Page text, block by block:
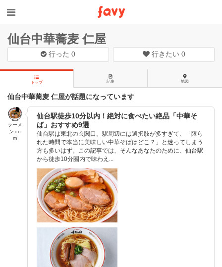
仙台中華蕎麦 仁屋
行った0 行きたい 0
トップ 記事 地図
仙台中華蕎麦 仁屋が話題になっています
ラーメ
ン.co
m
仙台駅徒歩10分以内！絶対に食べたい絶品「中華そ
ば」おすすめ9選
仙台駅は東北の玄関口。駅周辺には選択肢が多すぎて、「限ら
れた時間で本当に美味しい中華そばはどこ？」と迷ってしまう
方も多いはず。この記事では、そんなあなたのために、仙台駅
から徒歩10分圏内で味わえ...